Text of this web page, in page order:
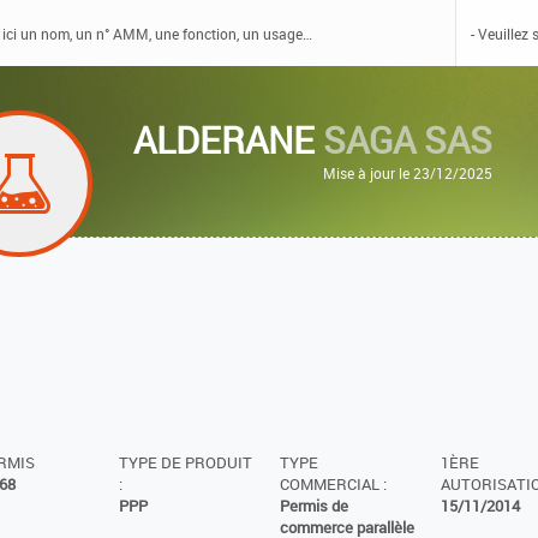
ALDERANESAGA SAS
Mise à jour le 23/12/2025
TYPE DE PRODUIT
:
PPP
TYPE
COMMERCIAL :
Permis de
commerce parallèle
1ÈRE
15/11/2014